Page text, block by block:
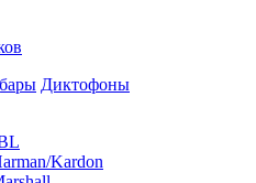
Диктофоны
Kardon